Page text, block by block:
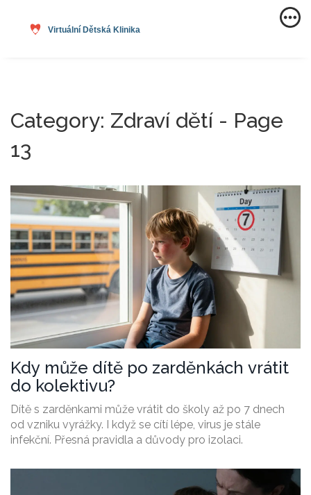
Category: Zdraví dětí - Page
13
Kdy může dítě po zarděnkách vrátit
do kolektivu?
Dítě s zarděnkami může vrátit do školy až po 7 dnech
od vzniku vyrážky. I když se cítí lépe, virus je stále
infekční. Přesná pravidla a důvody pro izolaci.